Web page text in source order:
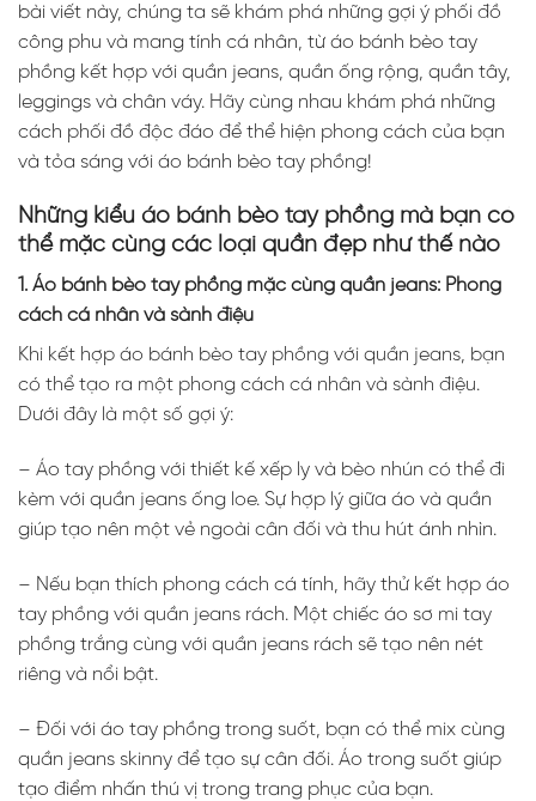
bài viết này, chúng ta sẽ khám phá những gợi ý phối đồ
công phu và mang tính cá nhân, từ áo bánh bèo tay
phồng kết hợp với quần jeans, quần ống rộng, quần tây,
leggings và chân váy. Hãy cùng nhau khám phá những
cách phối đồ độc đáo để thể hiện phong cách của bạn
và tỏa sáng với áo bánh bèo tay phồng!
Những kiểu áo bánh bèo tay phồng mà bạn có
thể mặc cùng các loại quần đẹp như thế nào
1. Áo bánh bèo tay phồng mặc cùng quần jeans: Phong
cách cá nhân và sành điệu
Khi kết hợp áo bánh bèo tay phồng với quần jeans, bạn
có thể tạo ra một phong cách cá nhân và sành điệu.
Dưới đây là một số gợi ý:
– Áo tay phồng với thiết kế xếp ly và bèo nhún có thể đi
kèm với quần jeans ống loe. Sự hợp lý giữa áo và quần
giúp tạo nên một vẻ ngoài cân đối và thu hút ánh nhìn.
– Nếu bạn thích phong cách cá tính, hãy thử kết hợp áo
tay phồng với quần jeans rách. Một chiếc áo sơ mi tay
phồng trắng cùng với quần jeans rách sẽ tạo nên nét
riêng và nổi bật.
– Đối với áo tay phồng trong suốt, bạn có thể mix cùng
quần jeans skinny để tạo sự cân đối. Áo trong suốt giúp
tạo điểm nhấn thú vị trong trang phục của bạn.